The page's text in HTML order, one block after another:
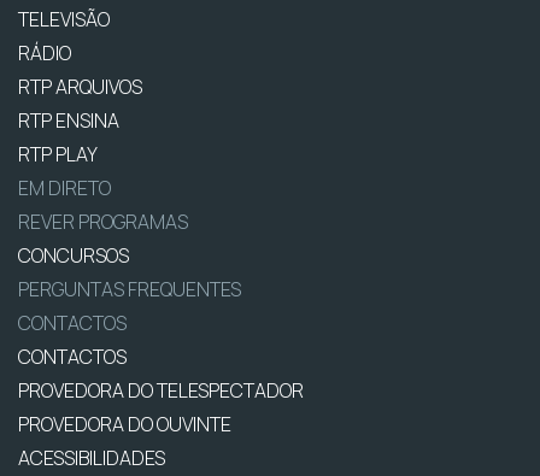
TELEVISÃO
RÁDIO
RTP ARQUIVOS
RTP ENSINA
RTP PLAY
EM DIRETO
REVER PROGRAMAS
CONCURSOS
PERGUNTAS FREQUENTES
CONTACTOS
CONTACTOS
PROVEDORA DO TELESPECTADOR
PROVEDORA DO OUVINTE
ACESSIBILIDADES